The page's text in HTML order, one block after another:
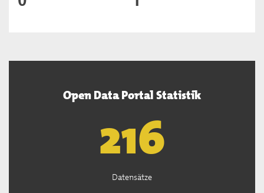
Open Data Portal Statistik
219
Datensätze